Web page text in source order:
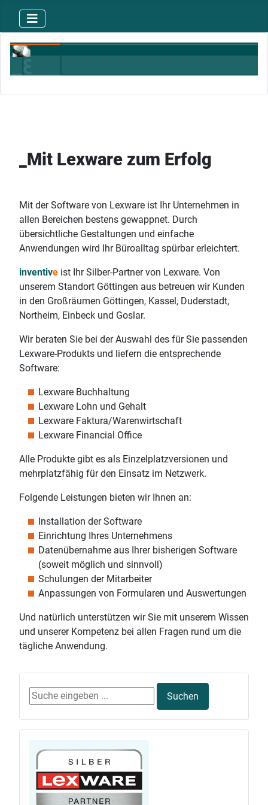
_Mit Lexware zum Erfolg
Mit der Software von Lexware ist Ihr Unternehmen in
allen Bereichen bestens gewappnet. Durch
übersichtliche Gestaltungen und einfache
Anwendungen wird Ihr Büroalltag spürbar erleichtert.
inventive ist Ihr Silber-Partner von Lexware. Von
unserem Standort Göttingen aus betreuen wir Kunden
in den Großräumen Göttingen, Kassel, Duderstadt,
Northeim, Einbeck und Goslar.
Wir beraten Sie bei der Auswahl des für Sie passenden
Lexware-Produkts und liefern die entsprechende
Software:
Lexware Buchhaltung
Lexware Lohn und Gehalt
Lexware Faktura/Warenwirtschaft
Lexware Financial Office
Alle Produkte gibt es als Einzelplatzversionen und
mehrplatzfähig für den Einsatz im Netzwerk.
Folgende Leistungen bieten wir Ihnen an:
Installation der Software
Einrichtung Ihres Unternehmens
Datenübernahme aus Ihrer bisherigen Software
(soweit möglich und sinnvoll)
Schulungen der Mitarbeiter
Anpassungen von Formularen und Auswertungen
Und natürlich unterstützen wir Sie mit unserem Wissen
und unserer Kompetenz bei allen Fragen rund um die
tägliche Anwendung.
Suchen ...
Suchen